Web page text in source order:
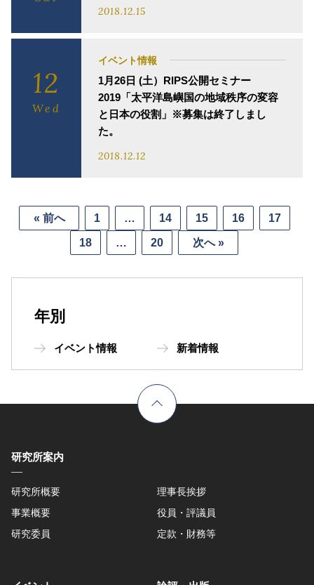
2018.12.15
12
Wed
イベント情報
1月26日 (土）RIPS公開セミナー
2019「太平洋島嶼国の地域秩序の変容
と日本の役割」※募集は終了しまし
た。
2018.12.12
« 前へ 1 … 14 15 16 17
18 … 20 次へ »
年別
イベント情報 新着情報
研究所案内
研究所概要
理事長挨拶
事業概要
役員・評議員
研究委員
定款・財務等